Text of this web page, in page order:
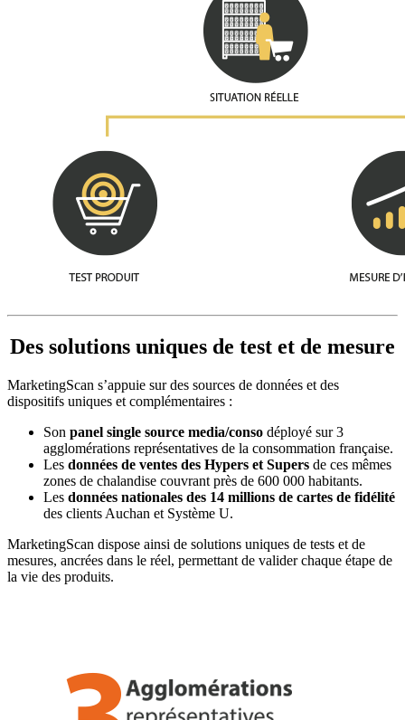
Des solutions uniques de test et de mesure
MarketingScan s’appuie sur des sources de données et des
dispositifs uniques et complémentaires :
Son panel single source media/conso déployé sur 3
agglomérations représentatives de la consommation française.
Les données de ventes des Hypers et Supers de ces mêmes
zones de chalandise couvrant près de 600 000 habitants.
Les données nationales des 14 millions de cartes de fidélité
des clients Auchan et Système U.
MarketingScan dispose ainsi de solutions uniques de tests et de
mesures, ancrées dans le réel, permettant de valider chaque étape de
la vie des produits.